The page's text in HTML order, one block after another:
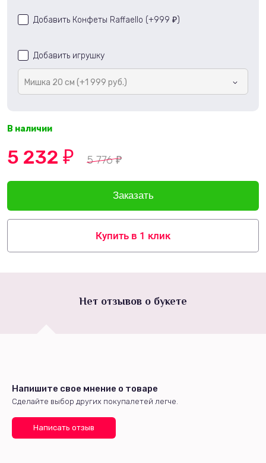
Добавить Конфеты Raffaello (+999 ₽ )
Добавить игрушку
Мишка 20 см (+1 999 руб.)
В наличии
5 232 ₽ 5 776₽
Купить в 1 клик
Нет отзывов о букете
Напишите свое мнение о товаре
Сделайте выбор других покупалетей легче.
Написать отзыв